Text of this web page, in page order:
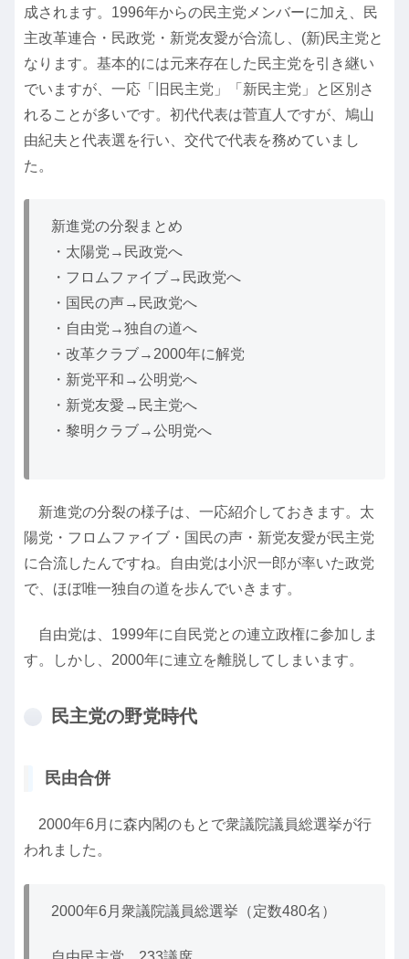
成されます。1996年からの民主党メンバーに加え、民
主改革連合・民政党・新党友愛が合流し、(新)民主党と
なります。基本的には元来存在した民主党を引き継い
でいますが、一応「旧民主党」「新民主党」と区別さ
れることが多いです。初代代表は菅直人ですが、鳩山
由紀夫と代表選を行い、交代で代表を務めていまし
た。
新進党の分裂まとめ
・太陽党→民政党へ
・フロムファイブ→民政党へ
・国民の声→民政党へ
・自由党→独自の道へ
・改革クラブ→2000年に解党
・新党平和→公明党へ
・新党友愛→民主党へ
・黎明クラブ→公明党へ
新進党の分裂の様子は、一応紹介しておきます。太
陽党・フロムファイブ・国民の声・新党友愛が民主党
に合流したんですね。自由党は小沢一郎が率いた政党
で、ほぼ唯一独自の道を歩んでいきます。
自由党は、1999年に自民党との連立政権に参加しま
す。しかし、2000年に連立を離脱してしまいます。
民主党の野党時代
民由合併
2000年6月に森内閣のもとで衆議院議員総選挙が行
われました。
2000年6月衆議院議員総選挙（定数480名）